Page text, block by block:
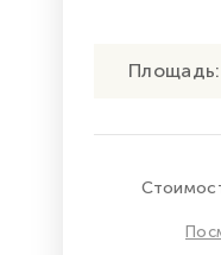
Площадь: